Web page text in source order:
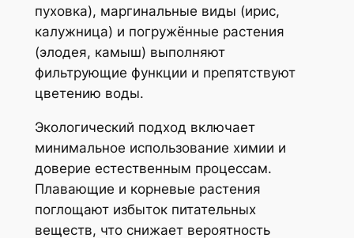
пуховка), маргинальные виды (ирис,
калужница) и погружённые растения
(элодея, камыш) выполняют
фильтрующие функции и препятствуют
цветению воды.
Экологический подход включает
минимальное использование химии и
доверие естественным процессам.
Плавающие и корневые растения
поглощают избыток питательных
веществ, что снижает вероятность